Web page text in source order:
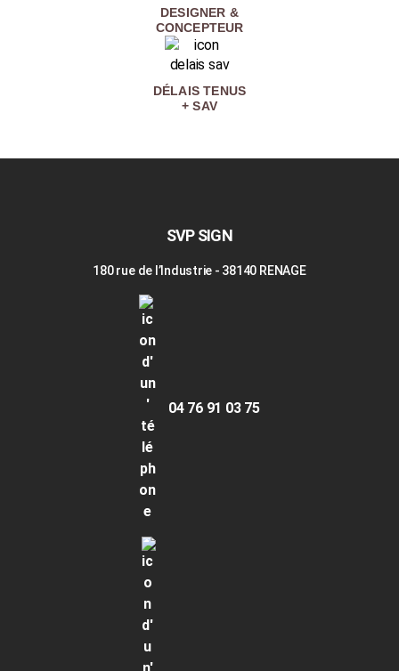
DESIGNER &
CONCEPTEUR
DÉLAIS TENUS
+ SAV
SVP SIGN
180 rue de l’Industrie - 38140 RENAGE
04 76 91 03 75